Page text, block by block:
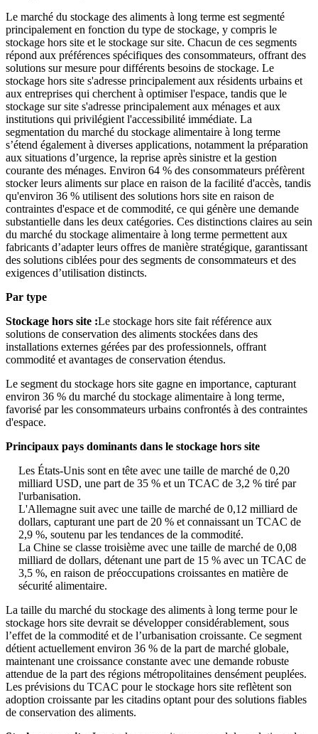
Le marché du stockage des aliments à long terme est segmenté
principalement en fonction du type de stockage, y compris le
stockage hors site et le stockage sur site. Chacun de ces segments
répond aux préférences spécifiques des consommateurs, offrant des
solutions sur mesure pour différents besoins de stockage. Le
stockage hors site s'adresse principalement aux résidents urbains et
aux entreprises qui cherchent à optimiser l'espace, tandis que le
stockage sur site s'adresse principalement aux ménages et aux
institutions qui privilégient l'accessibilité immédiate. La
segmentation du marché du stockage alimentaire à long terme
s’étend également à diverses applications, notamment la préparation
aux situations d’urgence, la reprise après sinistre et la gestion
courante des ménages. Environ 64 % des consommateurs préfèrent
stocker leurs aliments sur place en raison de la facilité d'accès, tandis
qu'environ 36 % utilisent des solutions hors site en raison de
contraintes d'espace et de commodité, ce qui génère une demande
substantielle dans les deux catégories. Ces distinctions claires au sein
du marché du stockage alimentaire à long terme permettent aux
fabricants d’adapter leurs offres de manière stratégique, garantissant
des solutions ciblées pour des segments de consommateurs et des
exigences d’utilisation distincts.
Par type
Stockage hors site :Le stockage hors site fait référence aux
solutions de conservation des aliments stockées dans des
installations externes gérées par des professionnels, offrant
commodité et avantages de conservation étendus.
Le segment du stockage hors site gagne en importance, capturant
environ 36 % du marché du stockage alimentaire à long terme,
favorisé par les consommateurs urbains confrontés à des contraintes
d'espace.
Principaux pays dominants dans le stockage hors site
Les États-Unis sont en tête avec une taille de marché de 0,20
milliard USD, une part de 35 % et un TCAC de 3,2 % tiré par
l'urbanisation.
L'Allemagne suit avec une taille de marché de 0,12 milliard de
dollars, capturant une part de 20 % et connaissant un TCAC de
2,9 %, soutenu par les tendances de la commodité.
La Chine se classe troisième avec une taille de marché de 0,08
milliard de dollars, détenant une part de 15 % avec un TCAC de
3,5 %, en raison de préoccupations croissantes en matière de
sécurité alimentaire.
La taille du marché du stockage des aliments à long terme pour le
stockage hors site devrait se développer considérablement, sous
l’effet de la commodité et de l’urbanisation croissante. Ce segment
détient actuellement environ 36 % de la part de marché globale,
maintenant une croissance constante avec une demande robuste
attendue de la part des régions métropolitaines densément peuplées.
Les prévisions du TCAC pour le stockage hors site reflètent son
adoption croissante par les citadins optant pour des solutions fiables
de conservation des aliments.